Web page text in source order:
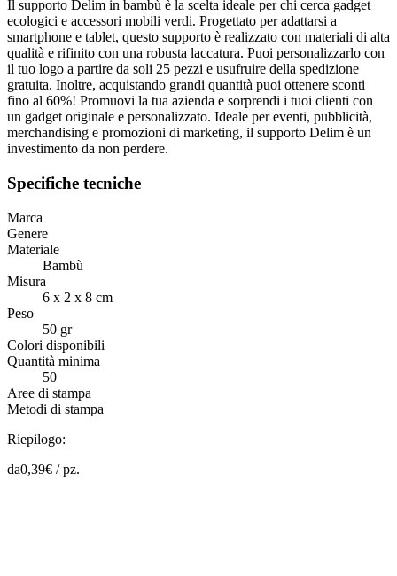
Il supporto Delim in bambù è la scelta ideale per chi cerca gadget
ecologici e accessori mobili verdi. Progettato per adattarsi a
smartphone e tablet, questo supporto è realizzato con materiali di alta
qualità e rifinito con una robusta laccatura. Puoi personalizzarlo con
il tuo logo a partire da soli 25 pezzi e usufruire della spedizione
gratuita. Inoltre, acquistando grandi quantità puoi ottenere sconti
fino al 60%! Promuovi la tua azienda e sorprendi i tuoi clienti con
un gadget originale e personalizzato. Ideale per eventi, pubblicità,
merchandising e promozioni di marketing, il supporto Delim è un
investimento da non perdere.
Specifiche tecniche
Marca
Genere
Materiale
Bambù
Misura
6 x 2 x 8 cm
Peso
50 gr
Colori disponibili
Quantità minima
50
Aree di stampa
Metodi di stampa
Riepilogo:
da0,39€ /pz.